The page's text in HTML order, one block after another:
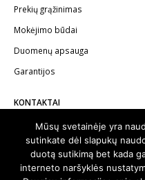
Prekių grąžinimas
Mokėjimo būdai
Duomenų apsauga
Garantijos
KONTAKTAI
Telefonas:+370 602 62622
El.paštas: info@autodalykai.lt
Mūsų svetainėje yra
sutinkate dėl slapukų
duotą sutikimą bet kada
interneto naršyklės